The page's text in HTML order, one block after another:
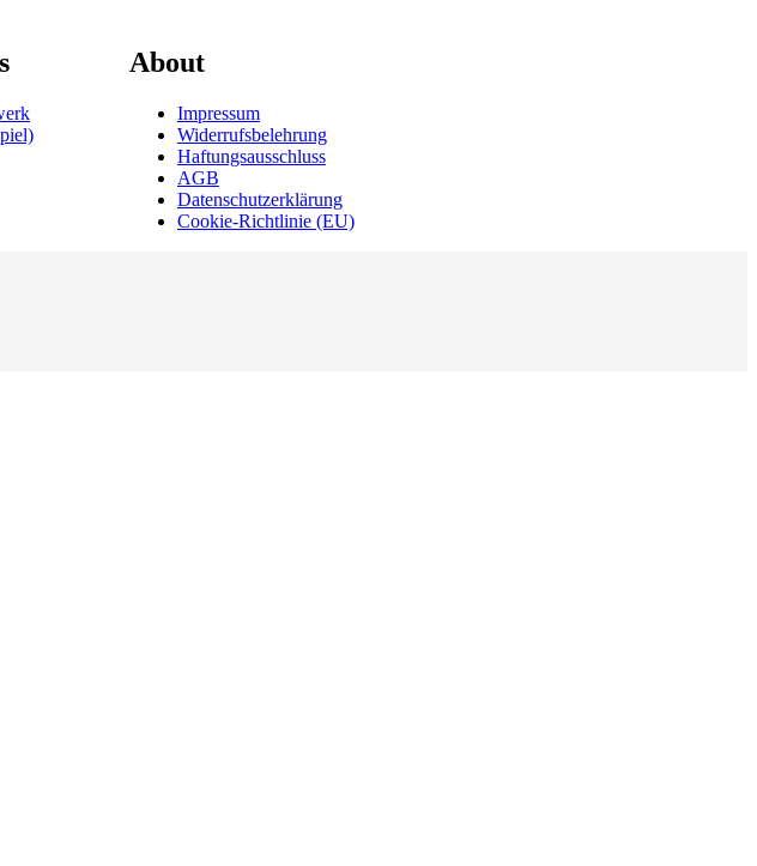
About
Impressum
Widerrufsbelehrung
Haftungsausschluss
AGB
Datenschutzerklärung
Cookie-Richtlinie (EU)